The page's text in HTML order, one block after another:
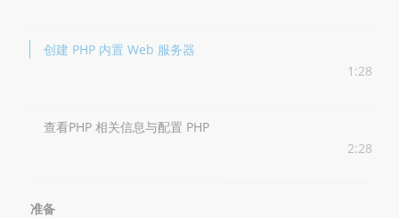
创建 PHP 内置 Web 服务器
1:28
查看PHP 相关信息与配置 PHP
2:28
准备